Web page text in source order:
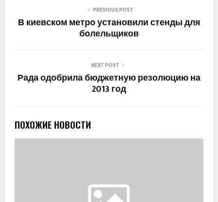
PREVIOUS POST
В киевском метро установили стенды для
болельщиков
NEXT POST
Рада одобрила бюджетную резолюцию на
2013 год
ПОХОЖИЕ НОВОСТИ